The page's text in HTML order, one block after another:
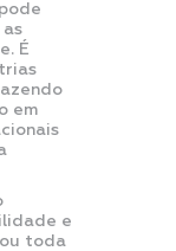
É
em
e
toda